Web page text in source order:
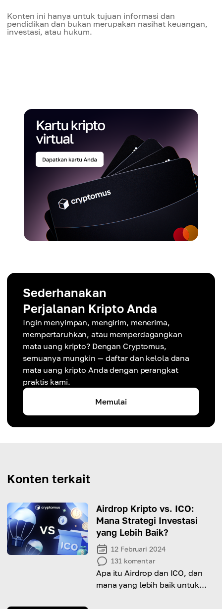
Konten ini hanya untuk tujuan informasi dan
pendidikan dan bukan merupakan nasihat keuangan,
investasi, atau hukum.
Sederhanakan
Perjalanan Kripto Anda
Ingin menyimpan, mengirim, menerima,
mempertaruhkan, atau memperdagangkan
mata uang kripto? Dengan Cryptomus,
semuanya mungkin — daftar dan kelola dana
mata uang kripto Anda dengan perangkat
praktis kami.
Memulai
Konten terkait
Airdrop Kripto vs. ICO:
Mana Strategi Investasi
yang Lebih Baik?
12 Februari 2024
131 komentar
Apa itu Airdrop dan ICO, dan
mana yang lebih baik untuk